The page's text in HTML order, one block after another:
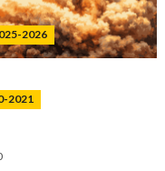
2026
2021